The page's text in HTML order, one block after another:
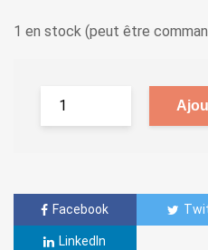
1 en stock (peut être
Facebook
LinkedIn